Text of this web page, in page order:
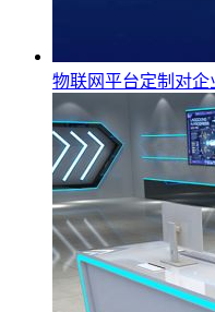
物联网平台定制对企